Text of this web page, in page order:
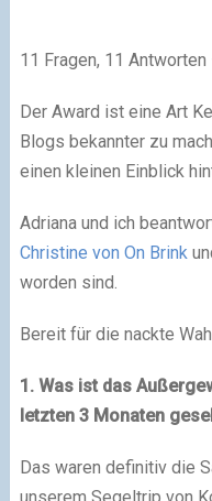
11 Fragen, 11
Der Award ist eine Art
Blogs bekannter zu
einen kleinen Einblick
Adriana und ich
Christine von On Brink
worden sind.
Bereit für die nackte
1. Was ist das
letzten 3 Monaten
Das waren definitiv die